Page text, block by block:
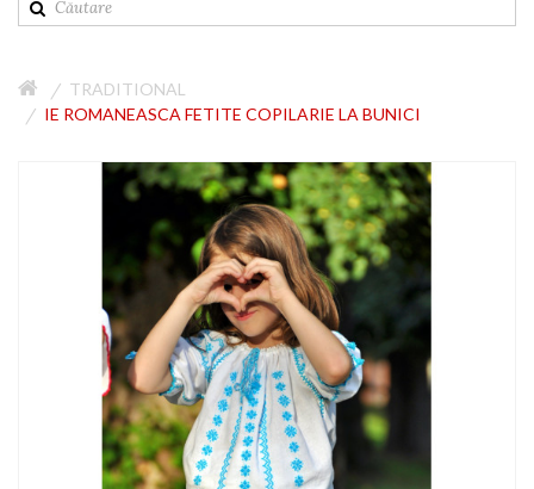
TRADITIONAL
IE ROMANEASCA FETITE COPILARIE LA BUNICI